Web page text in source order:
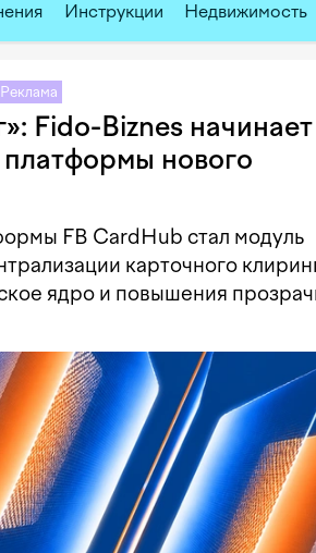
Инструкции Недвижимость
Реклама
Fido-Biznes начинает
нового
FB CardHub стал модуль
карточного
ядро и повышения